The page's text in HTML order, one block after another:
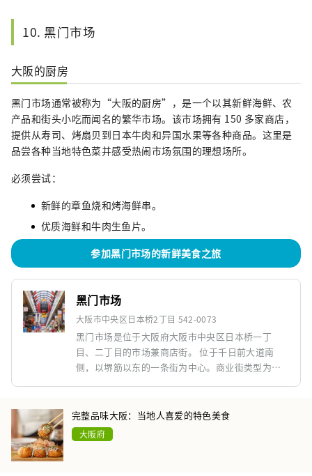
10. 黑门市场
大阪的厨房
黑门市场通常被称为“大阪的厨房”，是一个以其新鲜海鲜、农
产品和街头小吃而闻名的繁华市场。该市场拥有 150 多家商店，
提供从寿司、烤扇贝到日本牛肉和异国水果等各种商品。这里是
品尝各种当地特色菜并感受热闹市场氛围的理想场所。
必须尝试：
新鲜的章鱼烧和烤海鲜串。
优质海鲜和牛肉生鱼片。
参加黑门市场的新鲜美食之旅
黑门市场
大阪市中央区日本桥2丁目 542-0073
黑门市场是位于大阪府大阪市中央区日本桥一丁
目、二丁目的市场兼商店街。 位于千日前大道南
侧，以堺筋以东的一条街为中心。商业街类型为超
完整品味大阪：当地人喜爱的特色美食
大阪府